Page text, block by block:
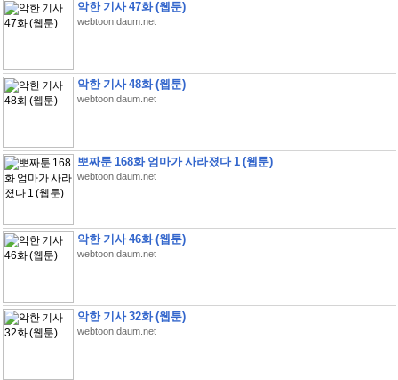
악한 기사 47화 (웹툰)
webtoon.daum.net
악한 기사 48화 (웹툰)
webtoon.daum.net
뽀짜툰 168화 엄마가 사라졌다 1 (웹툰)
webtoon.daum.net
악한 기사 46화 (웹툰)
webtoon.daum.net
악한 기사 32화 (웹툰)
webtoon.daum.net